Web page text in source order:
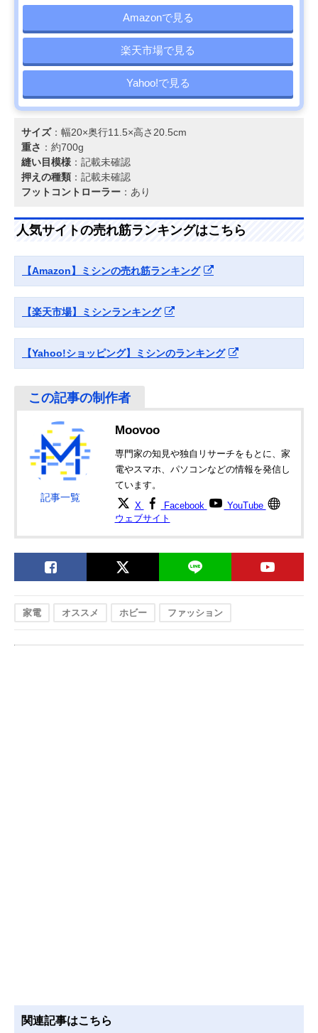
Amazonで見る
楽天市場で見る
Yahoo!で見る
サイズ：幅20×奥行11.5×高さ20.5cm
重さ ：約700g
縫い目模様 ：記載未確認
押えの種類 ：記載未確認
フットコントローラー ：あり
人気サイトの売れ筋ランキングはこちら
【Amazon】ミシンの売れ筋ランキング
【楽天市場】ミシンランキング
【Yahoo!ショッピング】ミシンのランキング
記事一覧
Moovoo
専門家の知見や独自リサーチをもとに、家
電やスマホ、パソコンなどの情報を発信し
ています。
X Facebook
YouTube
ウェブサイト
家電 オススメ ホビー ファッション
関連記事はこちら